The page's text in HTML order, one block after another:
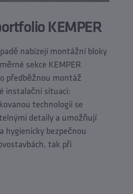
KEMPER
nabízejí montážní bloky
sekce KEMPER
předběžnou montáž
instalační situaci:
technologii se
detaily a umožňují
hygienicky bezpečnou
tak při